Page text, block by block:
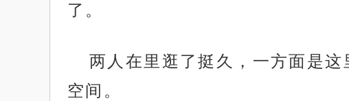
了。
两人在里逛了挺久，一方面是
空间。